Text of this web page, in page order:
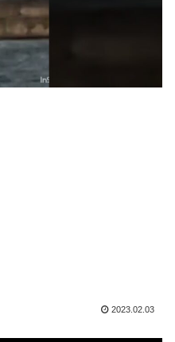
2023.02.03